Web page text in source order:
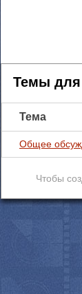
Темы для
Тема
Общее
Чтобы